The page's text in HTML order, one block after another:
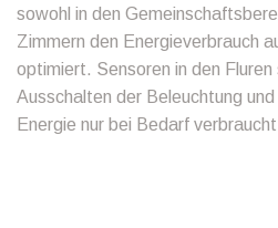
sowohl in den
Zimmern den Energieverbrauch
optimiert. Sensoren in den
Ausschalten der Beleuchtung
Energie nur bei Bedarf